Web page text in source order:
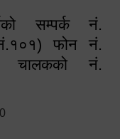
सम्पर्क नं.
फोन नं.
चालकको नं.